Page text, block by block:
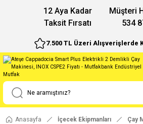
12 Aya Kadar
Taksit Fırsatı
Müşteri
534
7.500 TL Üzeri Alışverişlerde
Anasayfa İçecek Ekipmanları Çay